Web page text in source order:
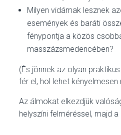
Milyen vidámak lesznek
események és baráti
fénypontja a közös
masszázsmedencében?
(És jönnek az olyan
fér el, hol lehet
Az álmokat elkezdjük
helyszíni felméréssel, majd